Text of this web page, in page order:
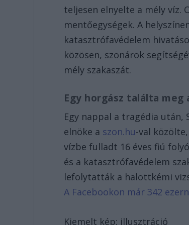
teljesen elnyelte a mély víz.
mentőegységek. A
katasztrófavédelem
közösen, szonárok
mély szakaszát.
Egy horgász találta
Egy nappal a tragédia után,
elnöke a szon.hu-val
vízbe fulladt 16 éves fiú
és a katasztrófavédelem
lefolytatták a halottkémi
A Facebookon már 342
Kiemelt kép: illusztráció